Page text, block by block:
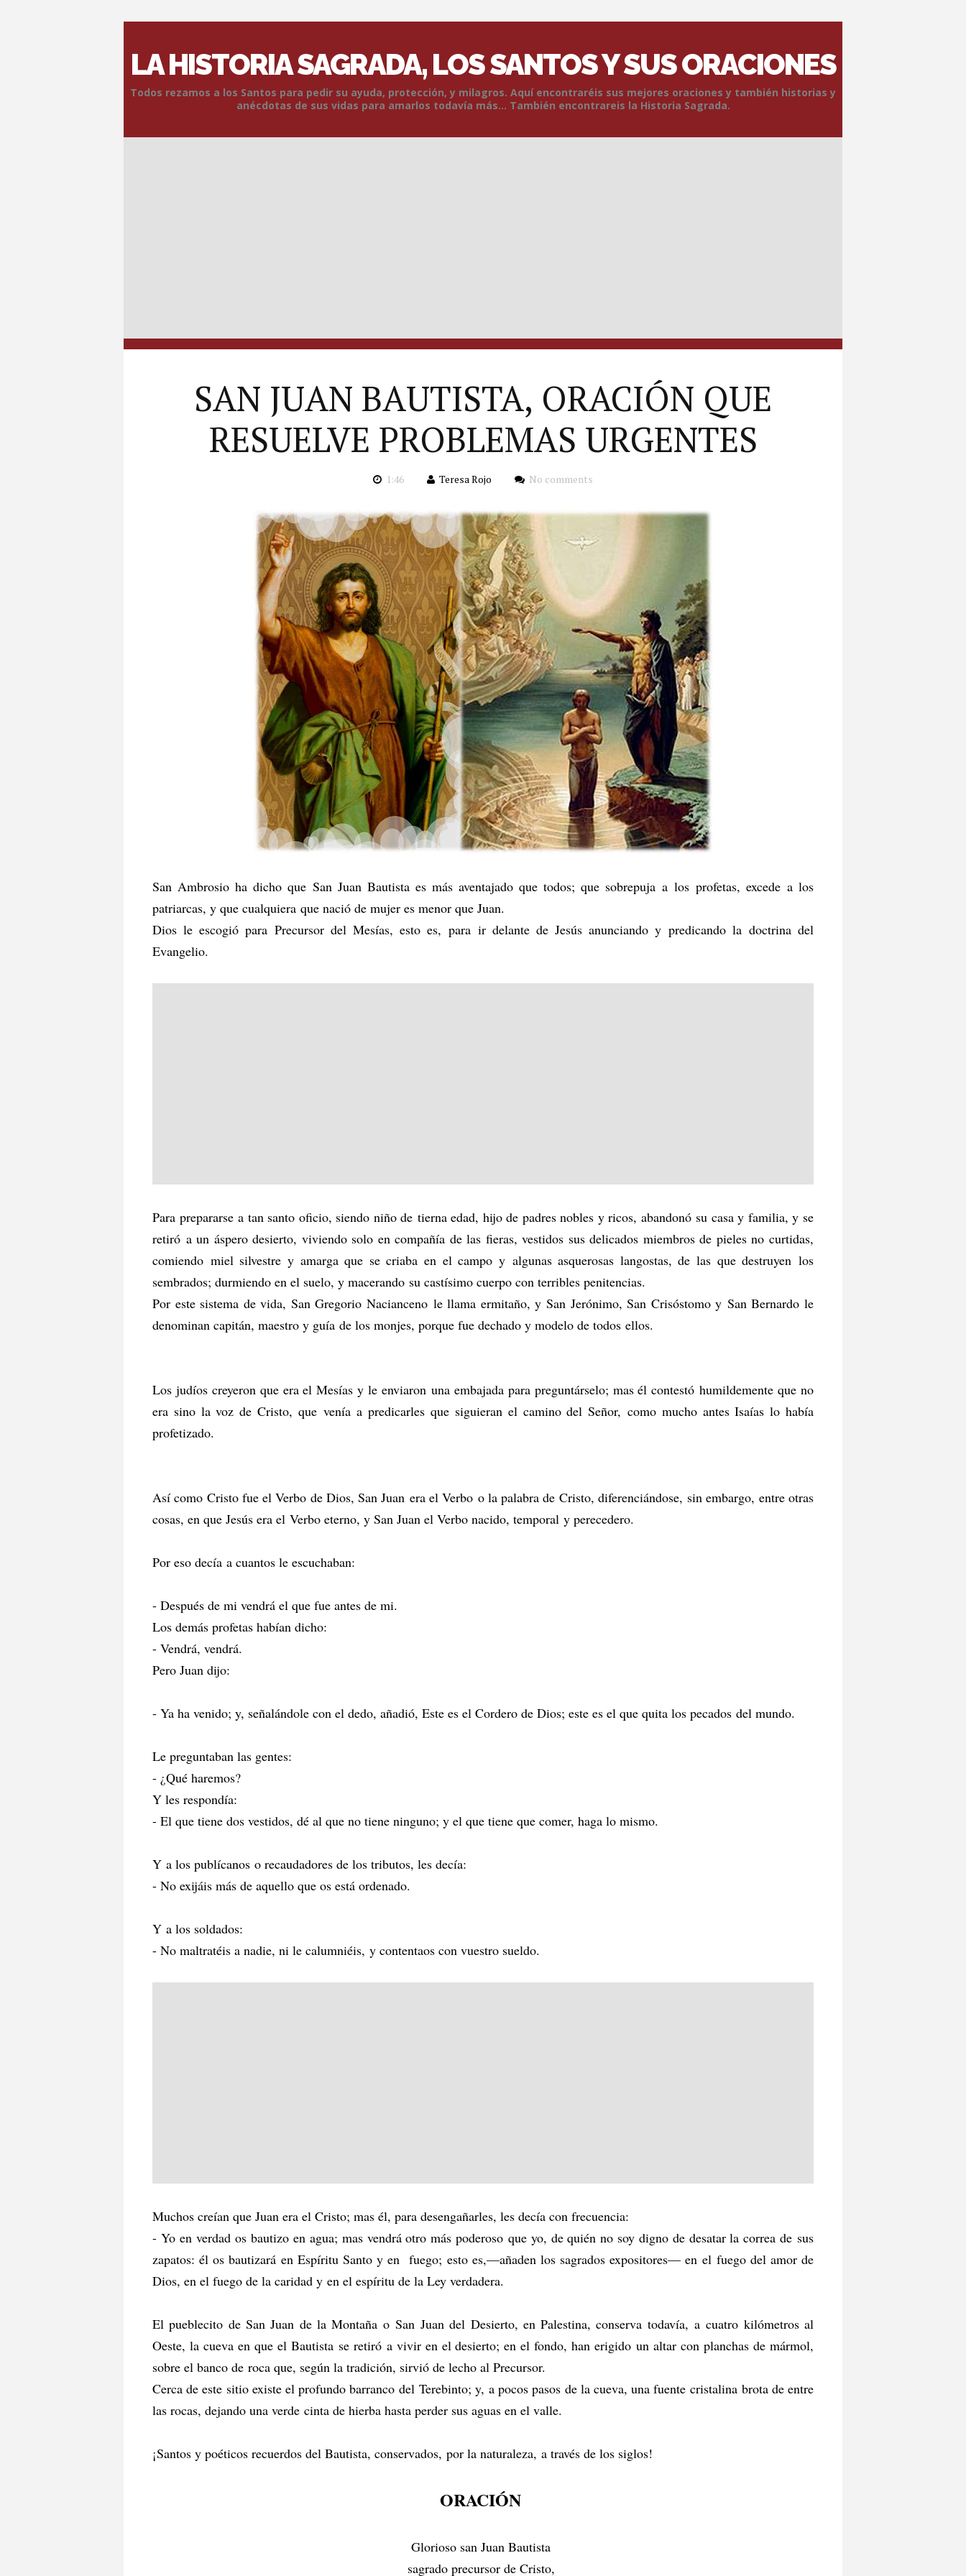
LA HISTORIA SAGRADA, LOS SANTOS Y SUS ORACIONES
Todos rezamos a los Santos para pedir su ayuda, protección, y milagros. Aquí encontraréis sus mejores oraciones y también historias y
anécdotas de sus vidas para amarlos todavía más... También encontrareis la Historia Sagrada.
SAN JUAN BAUTISTA, ORACIÓN QUE
RESUELVE PROBLEMAS URGENTES
1:46 Teresa Rojo No comments
San Ambrosio ha dicho que San Juan Bautista es más aventajado que todos; que sobrepuja a los profetas, excede a los
patriarcas, y que cualquiera que nació de mujer es menor que Juan.
Dios le escogió para Precursor del Mesías, esto es, para ir delante de Jesús anunciando y predicando la doctrina del
Evangelio.
Para prepararse a tan santo oficio, siendo niño de tierna edad, hijo de padres nobles y ricos, abandonó su casa y familia, y se
retiró a un áspero desierto, viviendo solo en compañía de las fieras, vestidos sus delicados miembros de pieles no curtidas,
comiendo miel silvestre y amarga que se criaba en el campo y algunas asquerosas langostas, de las que destruyen los
sembrados; durmiendo en el suelo, y macerando su castísimo cuerpo con terribles penitencias.
Por este sistema de vida, San Gregorio Nacianceno le llama ermitaño, y San Jerónimo, San Crisóstomo y San Bernardo le
denominan capitán, maestro y guía de los monjes, porque fue dechado y modelo de todos ellos.
Los judíos creyeron que era el Mesías y le enviaron una embajada para preguntárselo; mas él contestó humildemente que no
era sino la voz de Cristo, que venía a predicarles que siguieran el camino del Señor, como mucho antes Isaías lo había
profetizado.
Así como Cristo fue el Verbo de Dios, San Juan era el Verbo o la palabra de Cristo, diferenciándose, sin embargo, entre otras
cosas, en que Jesús era el Verbo eterno, y San Juan el Verbo nacido, temporal y perecedero.
Por eso decía a cuantos le escuchaban:
- Después de mi vendrá el que fue antes de mi.
Los demás profetas habían dicho:
- Vendrá, vendrá.
Pero Juan dijo:
- Ya ha venido; y, señalándole con el dedo, añadió, Este es el Cordero de Dios; este es el que quita los pecados del mundo.
Le preguntaban las gentes:
- ¿Qué haremos?
Y les respondía:
- El que tiene dos vestidos, dé al que no tiene ninguno; y el que tiene que comer, haga lo mismo.
Y a los publícanos o recaudadores de los tributos, les decía:
- No exijáis más de aquello que os está ordenado.
Y a los soldados:
- No maltratéis a nadie, ni le calumniéis, y contentaos con vuestro sueldo.
Muchos creían que Juan era el Cristo; mas él, para desengañarles, les decía con frecuencia:
- Yo en verdad os bautizo en agua; mas vendrá otro más poderoso que yo, de quién no soy digno de desatar la correa de sus
zapatos: él os bautizará en Espíritu Santo y en fuego; esto es,—añaden los sagrados expositores— en el fuego del amor de
Dios, en el fuego de la caridad y en el espíritu de la Ley verdadera.
El pueblecito de San Juan de la Montaña o San Juan del Desierto, en Palestina, conserva todavía, a cuatro kilómetros al
Oeste, la cueva en que el Bautista se retiró a vivir en el desierto; en el fondo, han erigido un altar con planchas de mármol,
sobre el banco de roca que, según la tradición, sirvió de lecho al Precursor.
Cerca de este sitio existe el profundo barranco del Terebinto; y, a pocos pasos de la cueva, una fuente cristalina brota de entre
las rocas, dejando una verde cinta de hierba hasta perder sus aguas en el valle.
¡Santos y poéticos recuerdos del Bautista, conservados, por la naturaleza, a través de los siglos!
ORACIÓN
Glorioso san Juan Bautista
sagrado precursor de Cristo,